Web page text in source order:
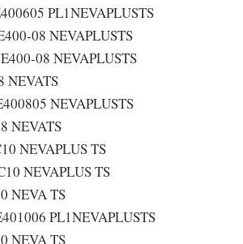
PL1NEVAPLUSTS
08 NEVAPLUSTS
08 NEVAPLUSTS
NEVATS
NEVAPLUSTS
NEVATS
NEVAPLUS TS
NEVAPLUS TS
NEVA TS
PL1NEVAPLUSTS
NEVA TS